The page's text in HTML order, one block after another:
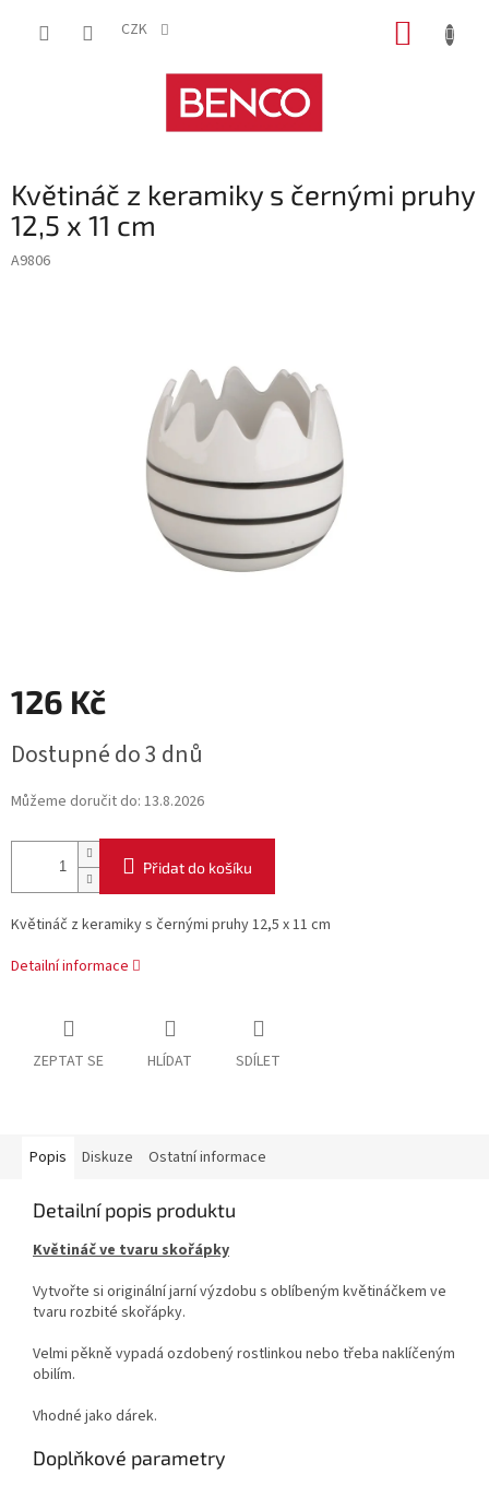
CZK
Květináč z keramiky s černými pruhy
12,5 x 11 cm
A9806
126 Kč
cena:
Dostupné do 3 dnů
Můžeme doručit do: 13.8.2026
Přidat do košíku
Květináč z keramiky s černými pruhy 12,5 x 11 cm
Detailní informace
ZEPTAT SE HLÍDAT SDÍLET
Popis Diskuze Ostatní informace
Detailní popis produktu
Květináč ve tvaru skořápky
Vytvořte si originální jarní výzdobu s oblíbeným květináčkem ve
tvaru rozbité skořápky.
Velmi pěkně vypadá ozdobený rostlinkou nebo třeba naklíčeným
obilím.
Vhodné jako dárek.
Doplňkové parametry